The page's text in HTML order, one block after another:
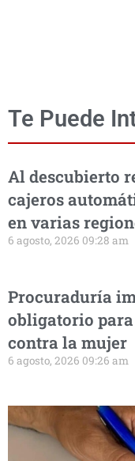
Te Puede
Al descubierto
cajeros
en varias
6 agosto, 2026 09:28 am
Procuraduría
obligatorio
contra la mujer
6 agosto, 2026 09:26 am